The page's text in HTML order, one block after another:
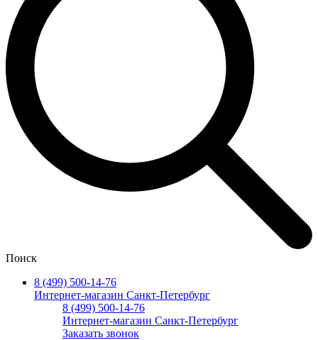
Поиск
8 (499) 500-14-76
Интернет-магазин Санкт-Петербург
8 (499) 500-14-76
Интернет-магазин Санкт-Петербург
Заказать звонок